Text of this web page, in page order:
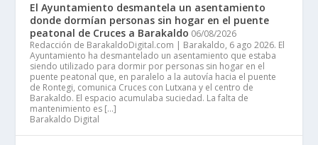
El Ayuntamiento desmantela un asentamiento
donde dormían personas sin hogar en el puente
peatonal de Cruces a Barakaldo 06/08/2026
Redacción de BarakaldoDigital.com | Barakaldo, 6 ago 2026. El
Ayuntamiento ha desmantelado un asentamiento que estaba
siendo utilizado para dormir por personas sin hogar en el
puente peatonal que, en paralelo a la autovía hacia el puente
de Rontegi, comunica Cruces con Lutxana y el centro de
Barakaldo. El espacio acumulaba suciedad. La falta de
mantenimiento es […]
Barakaldo Digital